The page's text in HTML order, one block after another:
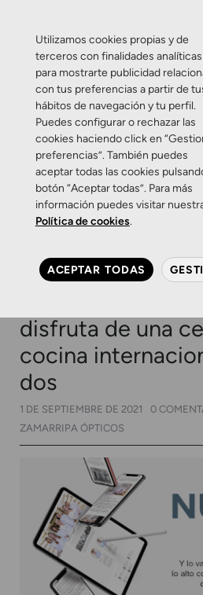
Etiqueta:Sorteo
Eventos Sorteo Web Zamarripa
¡Tenemos
SORTEO
disfruta de una
cocina
dos
1 DE SEPTIEMBRE DE 2021
0
ZAMARRIPA ÓPTICOS
Utilizamos cookies propias y de
terceros con finalidades
para mostrarte publicidad
con tus preferencias a partir de
hábitos de navegación y tu perfil.
Puedes configurar o rechazar las
cookies haciendo click en
preferencias”. También puedes
aceptar todas las cookies
botón “Aceptar todas”. Para más
información puedes visitar
Política de cookies.
ACEPTAR TODAS